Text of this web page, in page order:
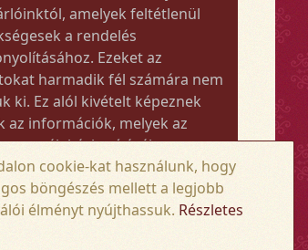
amelyek feltétlenül
a rendelés
Ezeket az
harmadik fél számára nem
ki. Ez alól kivételt képeznek
az információk, melyek az
termék kézbesítéséhez vagy
szükségesek.
a megrendelt termék
meghaladja az 50.000 Ft-ot,
cookie-kat használunk, hogy
böngészés mellett a legjobb
élményt nyújthassuk. Részletes